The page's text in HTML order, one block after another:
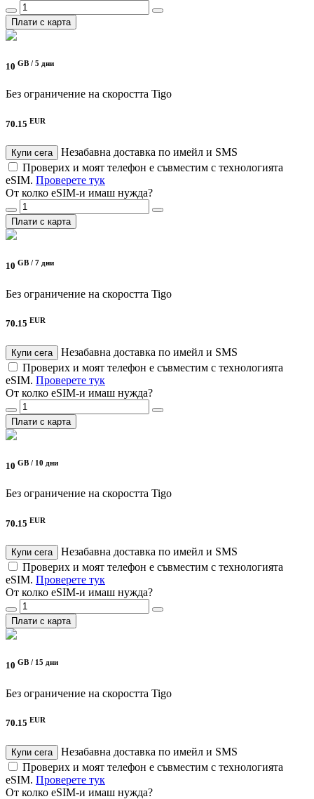
Плати с карта
10 GB / 5 дни
Без ограничение на скоростта Tigo
70.15 EUR
Купи сега
Незабавна доставка по имейл и SMS
Проверих и моят телефон е съвместим с технологията
eSIM. Проверете тук
От колко eSIM-и имаш нужда?
Плати с карта
10 GB / 7 дни
Без ограничение на скоростта Tigo
70.15 EUR
Купи сега
Незабавна доставка по имейл и SMS
Проверих и моят телефон е съвместим с технологията
eSIM. Проверете тук
От колко eSIM-и имаш нужда?
Плати с карта
10 GB / 10 дни
Без ограничение на скоростта Tigo
70.15 EUR
Купи сега
Незабавна доставка по имейл и SMS
Проверих и моят телефон е съвместим с технологията
eSIM. Проверете тук
От колко eSIM-и имаш нужда?
Плати с карта
10 GB / 15 дни
Без ограничение на скоростта Tigo
70.15 EUR
Купи сега
Незабавна доставка по имейл и SMS
Проверих и моят телефон е съвместим с технологията
eSIM. Проверете тук
От колко eSIM-и имаш нужда?